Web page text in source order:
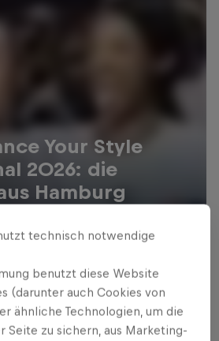
Your Style
2026: die
Hamburg
Zur Story
technisch notwendige
benutzt diese Website
(darunter auch Cookies von
ähnliche Technologien, um die
Seite zu sichern, aus Marketing-